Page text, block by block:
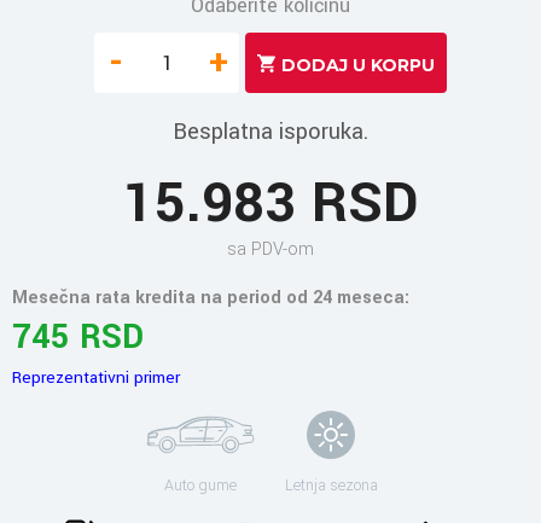
- +
Besplatna isporuka.
15.983 RSD
sa PDV-om
Mesečna rata kredita na period od 24 meseca:
745 RSD
Reprezentativni primer
Auto gume Letnja sezona